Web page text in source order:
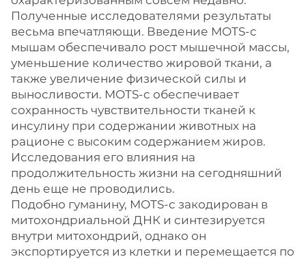
Полученные исследователями результаты
весьма впечатляющи. Введение MOTS-c
мышам обеспечивало рост мышечной массы,
уменьшение количество жировой ткани, а
также увеличение физической силы и
выносливости. MOTS-c обеспечивает
сохранность чувствительности тканей к
инсулину при содержании животных на
рационе с высоким содержанием жиров.
Исследования его влияния на
продолжительность жизни на сегодняшний
день еще не проводились.
Подобно гуманину, MOTS-c закодирован в
митохондриальной ДНК и синтезируется
внутри митохондрий, однако он
экспортируется из клетки и перемещается по